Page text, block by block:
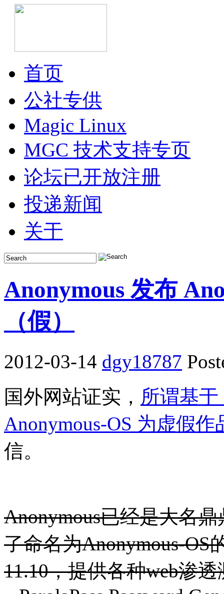
首页
公社专供
Magic Linux
MGC 技术支持专页
论坛已开放注册
投递新闻
关于
Anonymous 发布
（假）
2012-03-14 dgy18787
国外网站证实， 所谓基
Anonymous-OS 为虚假作
信。
Anonymous已经是大名
了命名为Anonymous-OS
11.10，提供各种web渗